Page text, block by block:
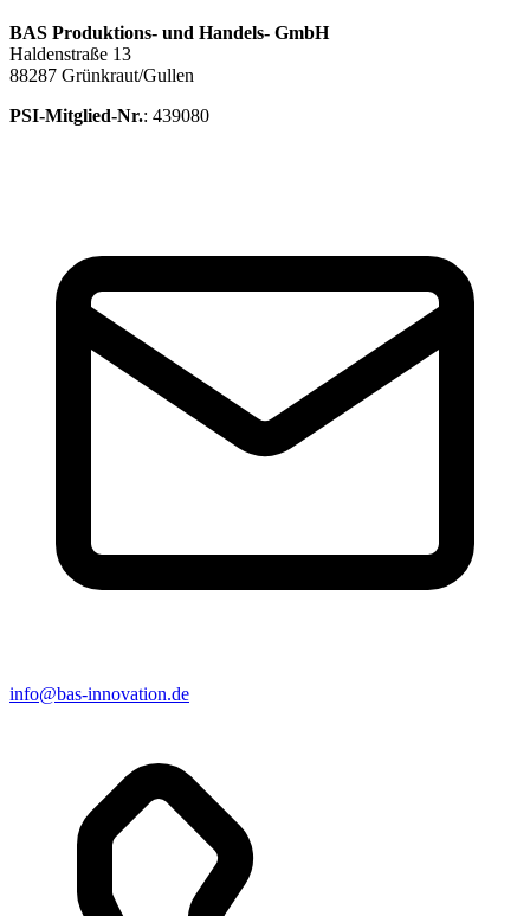
BAS Produktions- und Handels- GmbH
Haldenstraße 13
88287 Grünkraut/Gullen
PSI-Mitglied-Nr.: 439080
info@bas-innovation.de